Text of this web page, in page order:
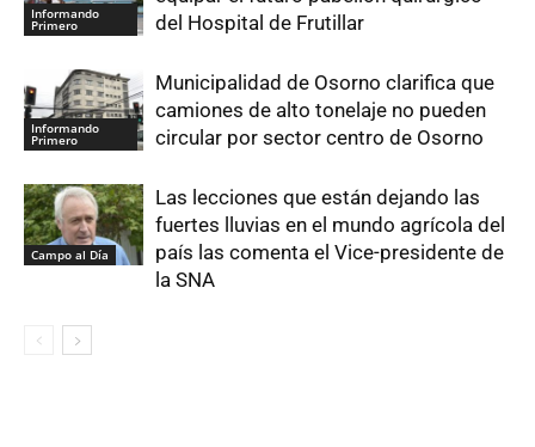
Informando
Primero
del Hospital de Frutillar
Informando
Primero
Municipalidad de Osorno clarifica que
camiones de alto tonelaje no pueden
circular por sector centro de Osorno
Campo al Día
Las lecciones que están dejando las
fuertes lluvias en el mundo agrícola del
país las comenta el Vice-presidente de
la SNA